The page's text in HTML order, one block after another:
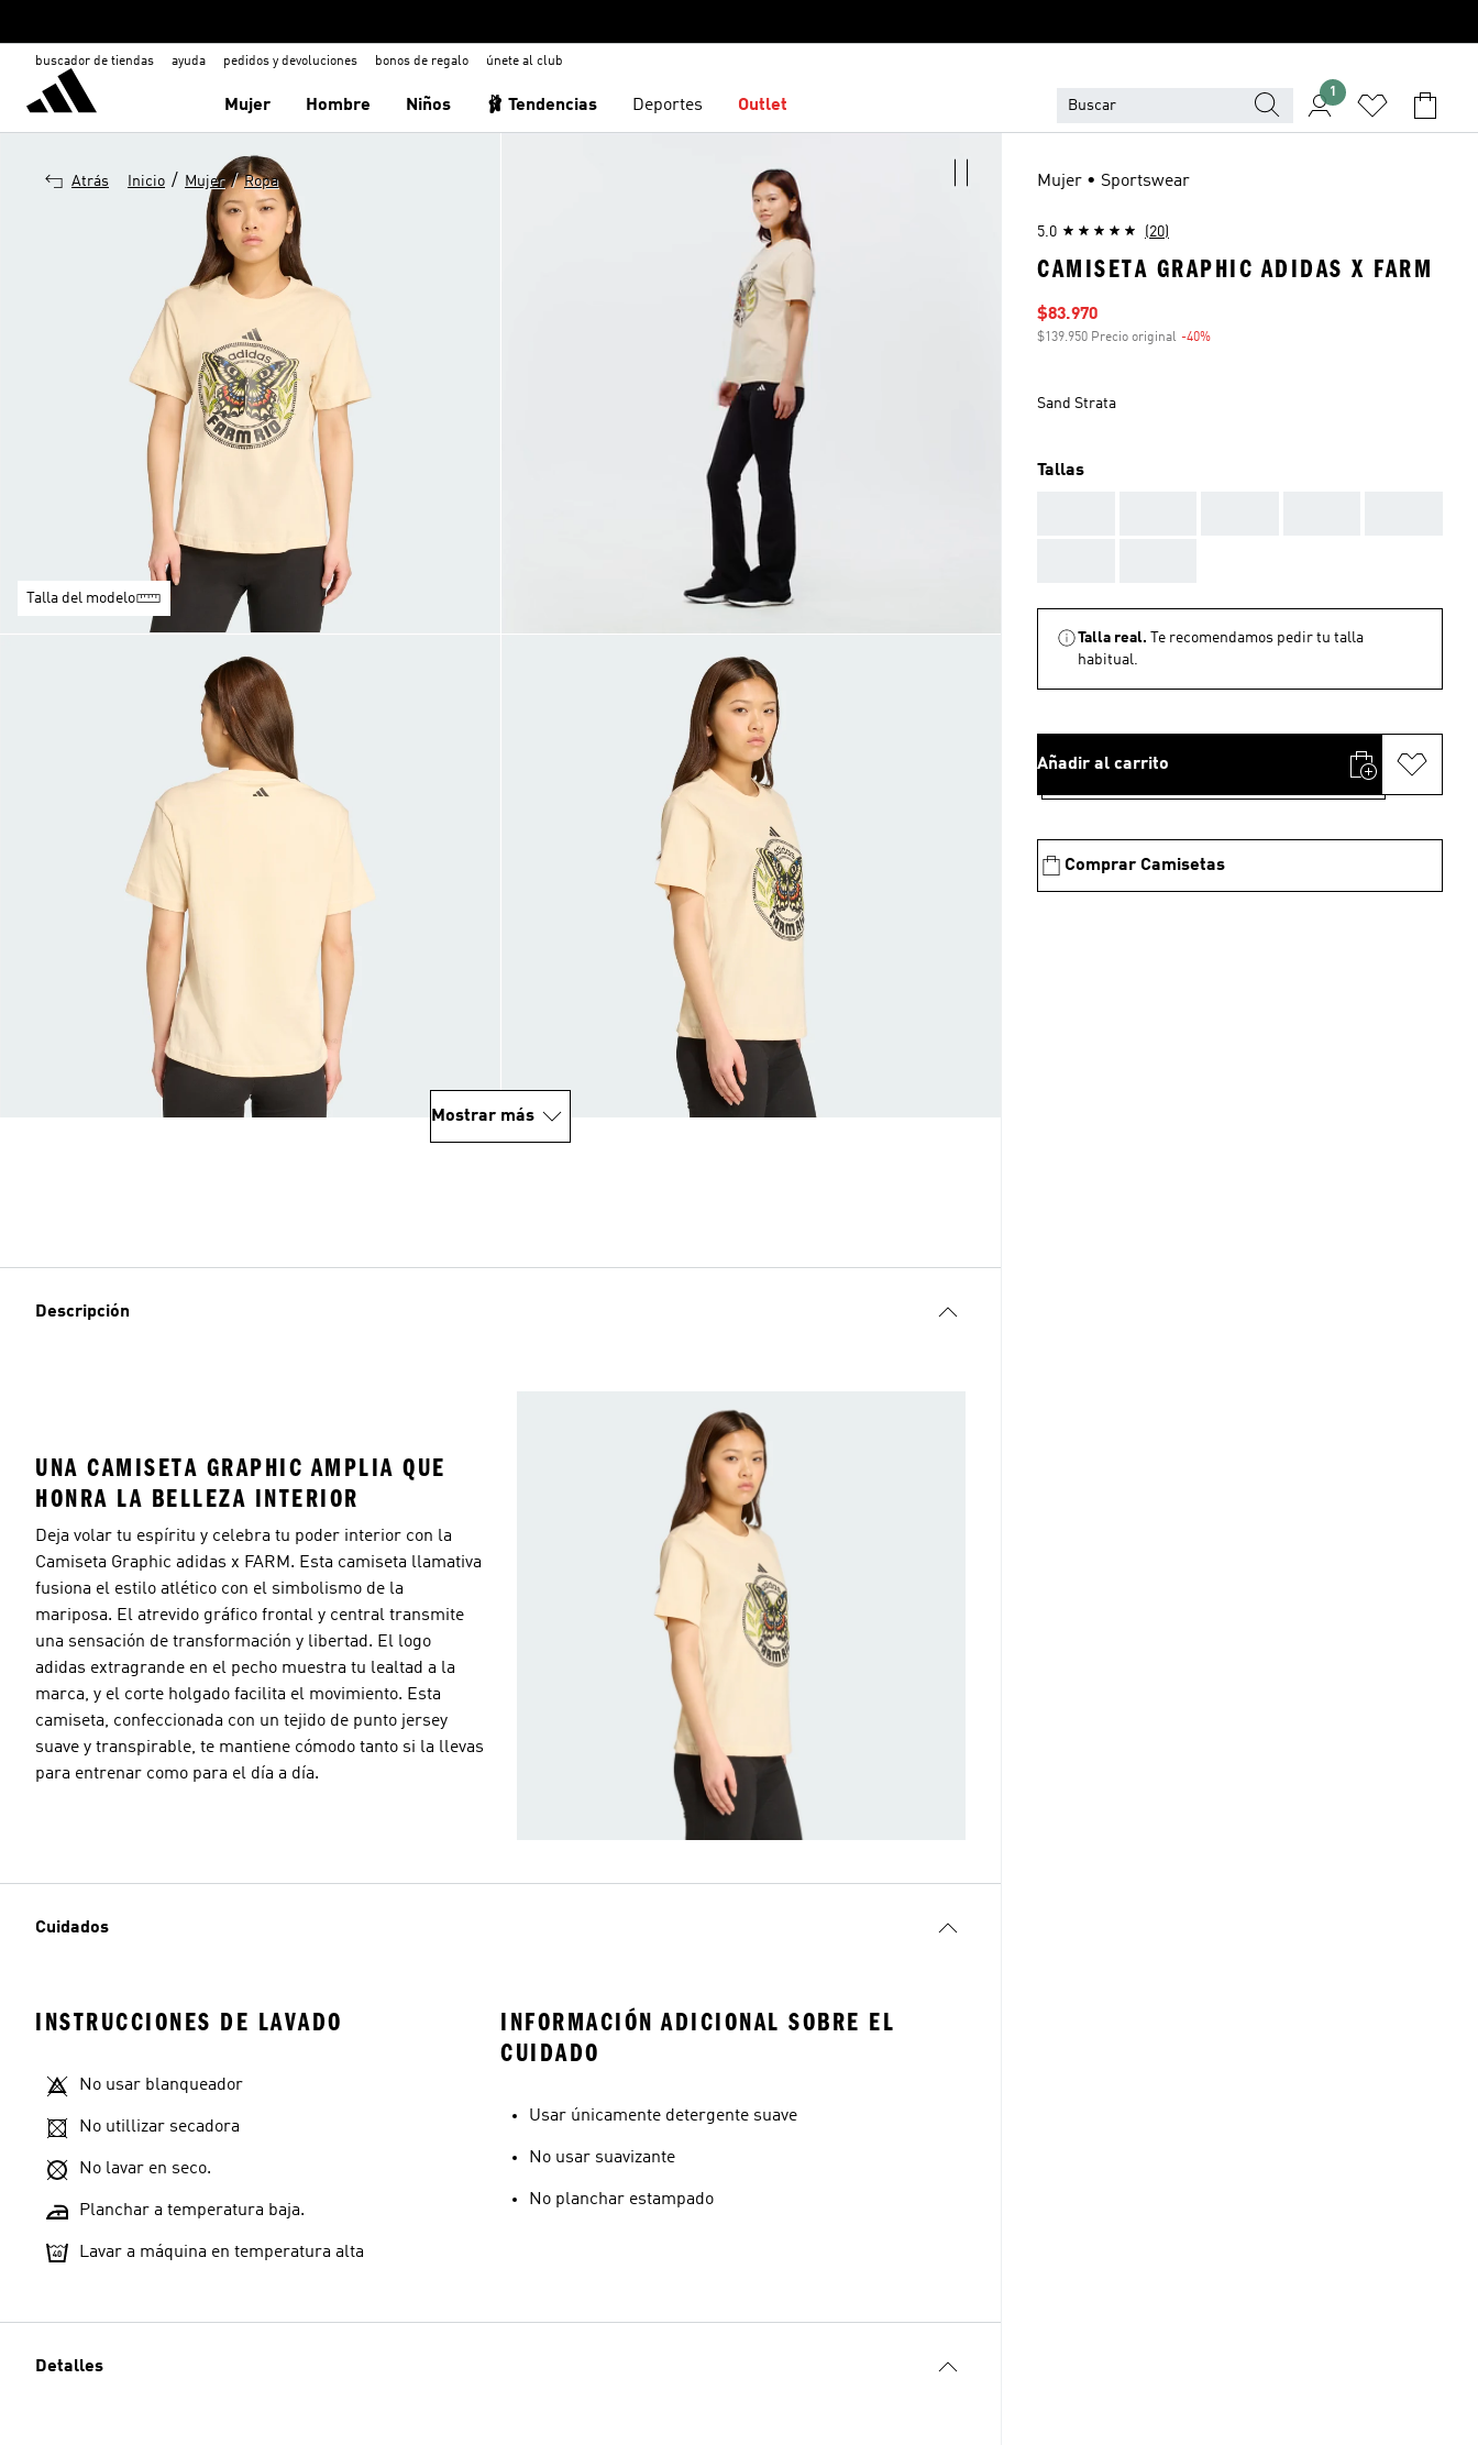
buscador de tiendas ayuda pedidos y devoluciones bonos de regalo únete al club
Mujer Hombre Niños 🩰 Tendencias Deportes Outlet
1
Atrás Inicio / Mujer / Ropa
Talla del modelo
Mostrar más
Descripción
UNA CAMISETA GRAPHIC AMPLIA QUE
HONRA LA BELLEZA INTERIOR
Deja volar tu espíritu y celebra tu poder interior con la
Camiseta Graphic adidas x FARM. Esta camiseta llamativa
fusiona el estilo atlético con el simbolismo de la
mariposa. El atrevido gráfico frontal y central transmite
una sensación de transformación y libertad. El logo
adidas extragrande en el pecho muestra tu lealtad a la
marca, y el corte holgado facilita el movimiento. Esta
camiseta, confeccionada con un tejido de punto jersey
suave y transpirable, te mantiene cómodo tanto si la llevas
para entrenar como para el día a día.
Cuidados
INSTRUCCIONES DE LAVADO
No usar blanqueador
No utillizar secadora
No lavar en seco.
Planchar a temperatura baja.
Lavar a máquina en temperatura alta
INFORMACIÓN ADICIONAL SOBRE EL
CUIDADO
Usar únicamente detergente suave
No usar suavizante
No planchar estampado
Detalles
Mujer • Sportswear
5.0 (20)
CAMISETA GRAPHIC ADIDAS X FARM
Precio de venta
$83.970
$139.950 Precio original -40%
Sand Strata
Tallas
Talla real.
Te recomendamos pedir tu talla
habitual.
Añadir al carrito
Comprar Camisetas